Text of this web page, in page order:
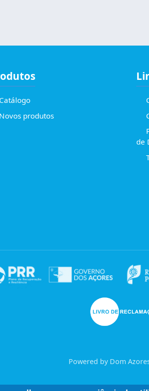
Catálogo
Novos produtos
de
Powered by Dom